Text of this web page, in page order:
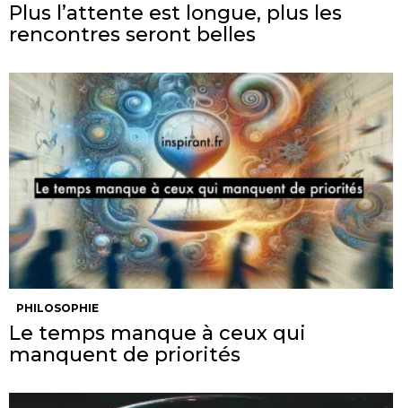
Plus l’attente est longue, plus les
rencontres seront belles
PHILOSOPHIE
Le temps manque à ceux qui
manquent de priorités